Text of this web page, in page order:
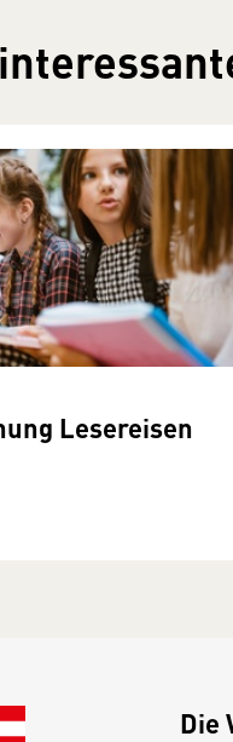
Lesereisen
Die